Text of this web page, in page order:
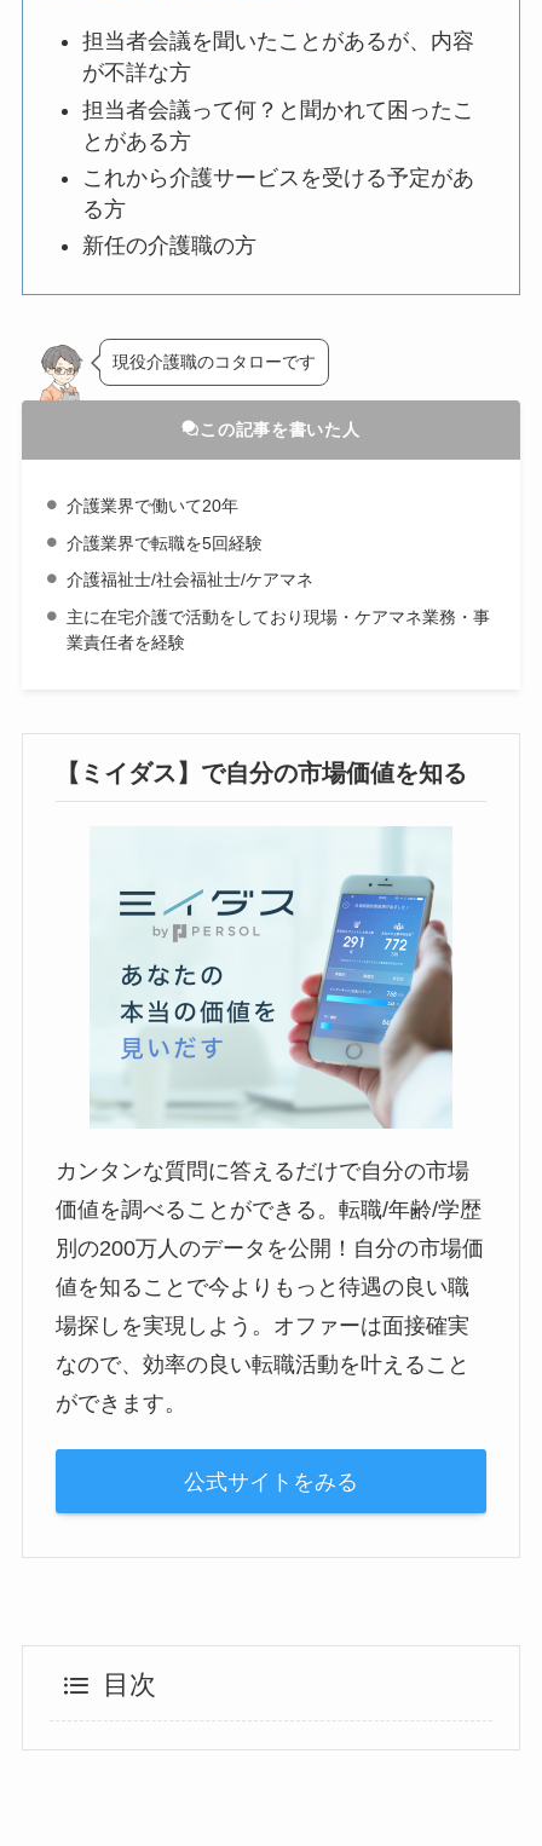
担当者会議を聞いたことがあるが、内容
が不詳な方
担当者会議って何？と聞かれて困ったこ
とがある方
これから介護サービスを受ける予定があ
る方
新任の介護職の方
現役介護職のコタローです
この記事を書いた人
介護業界で働いて20年
介護業界で転職を5回経験
介護福祉士/社会福祉士/ケアマネ
主に在宅介護で活動をしており現場・ケアマネ業務・事
業責任者を経験
【ミイダス】で自分の市場価値を知る
カンタンな質問に答えるだけで自分の市場
価値を調べることができる。転職/年齢/学歴
別の200万人のデータを公開！自分の市場価
値を知ることで今よりもっと待遇の良い職
場探しを実現しよう。オファーは面接確実
なので、効率の良い転職活動を叶えること
ができます。
公式サイトをみる
目次